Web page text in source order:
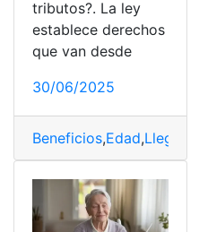
tributos?. La ley
establece derechos
que van desde
30/06/2025
Beneficios,Edad,Llegar